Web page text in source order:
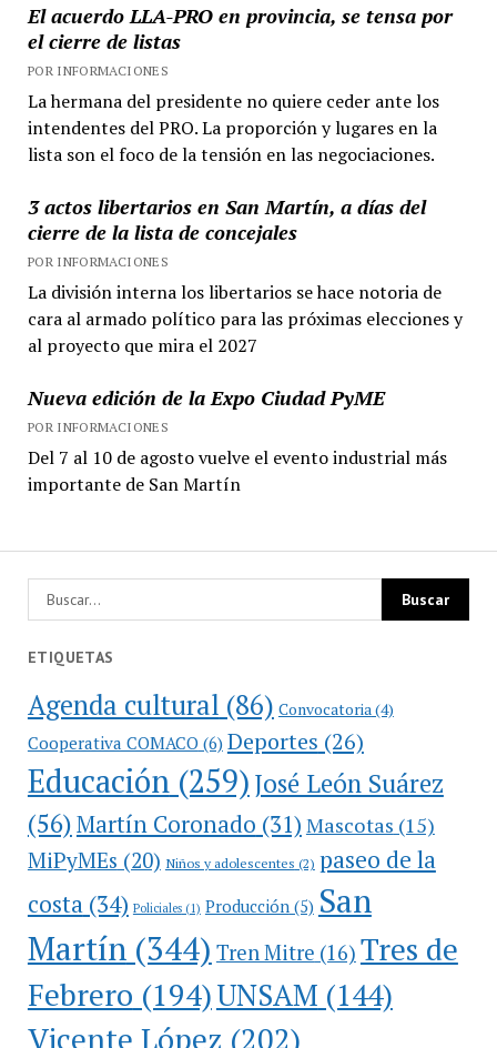
El acuerdo LLA-PRO en provincia, se tensa por
el cierre de listas
POR INFORMACIONES
La hermana del presidente no quiere ceder ante los
intendentes del PRO. La proporción y lugares en la
lista son el foco de la tensión en las negociaciones.
3 actos libertarios en San Martín, a días del
cierre de la lista de concejales
POR INFORMACIONES
La división interna los libertarios se hace notoria de
cara al armado político para las próximas elecciones y
al proyecto que mira el 2027
Nueva edición de la Expo Ciudad PyME
POR INFORMACIONES
Del 7 al 10 de agosto vuelve el evento industrial más
importante de San Martín
ETIQUETAS
Agenda cultural (86) Convocatoria (4)
Cooperativa COMACO(6) Deportes (26)
Educación(259)José León Suárez
(56)Martín Coronado (31) Mascotas (15)
MiPyMEs (20) Niños y adolescentes (2) paseo de la
costa(34) Policiales(1) Producción(5) San
Martín(344) Tren Mitre (16) Tres de
Febrero (194)UNSAM (144)
Vicente López (202)